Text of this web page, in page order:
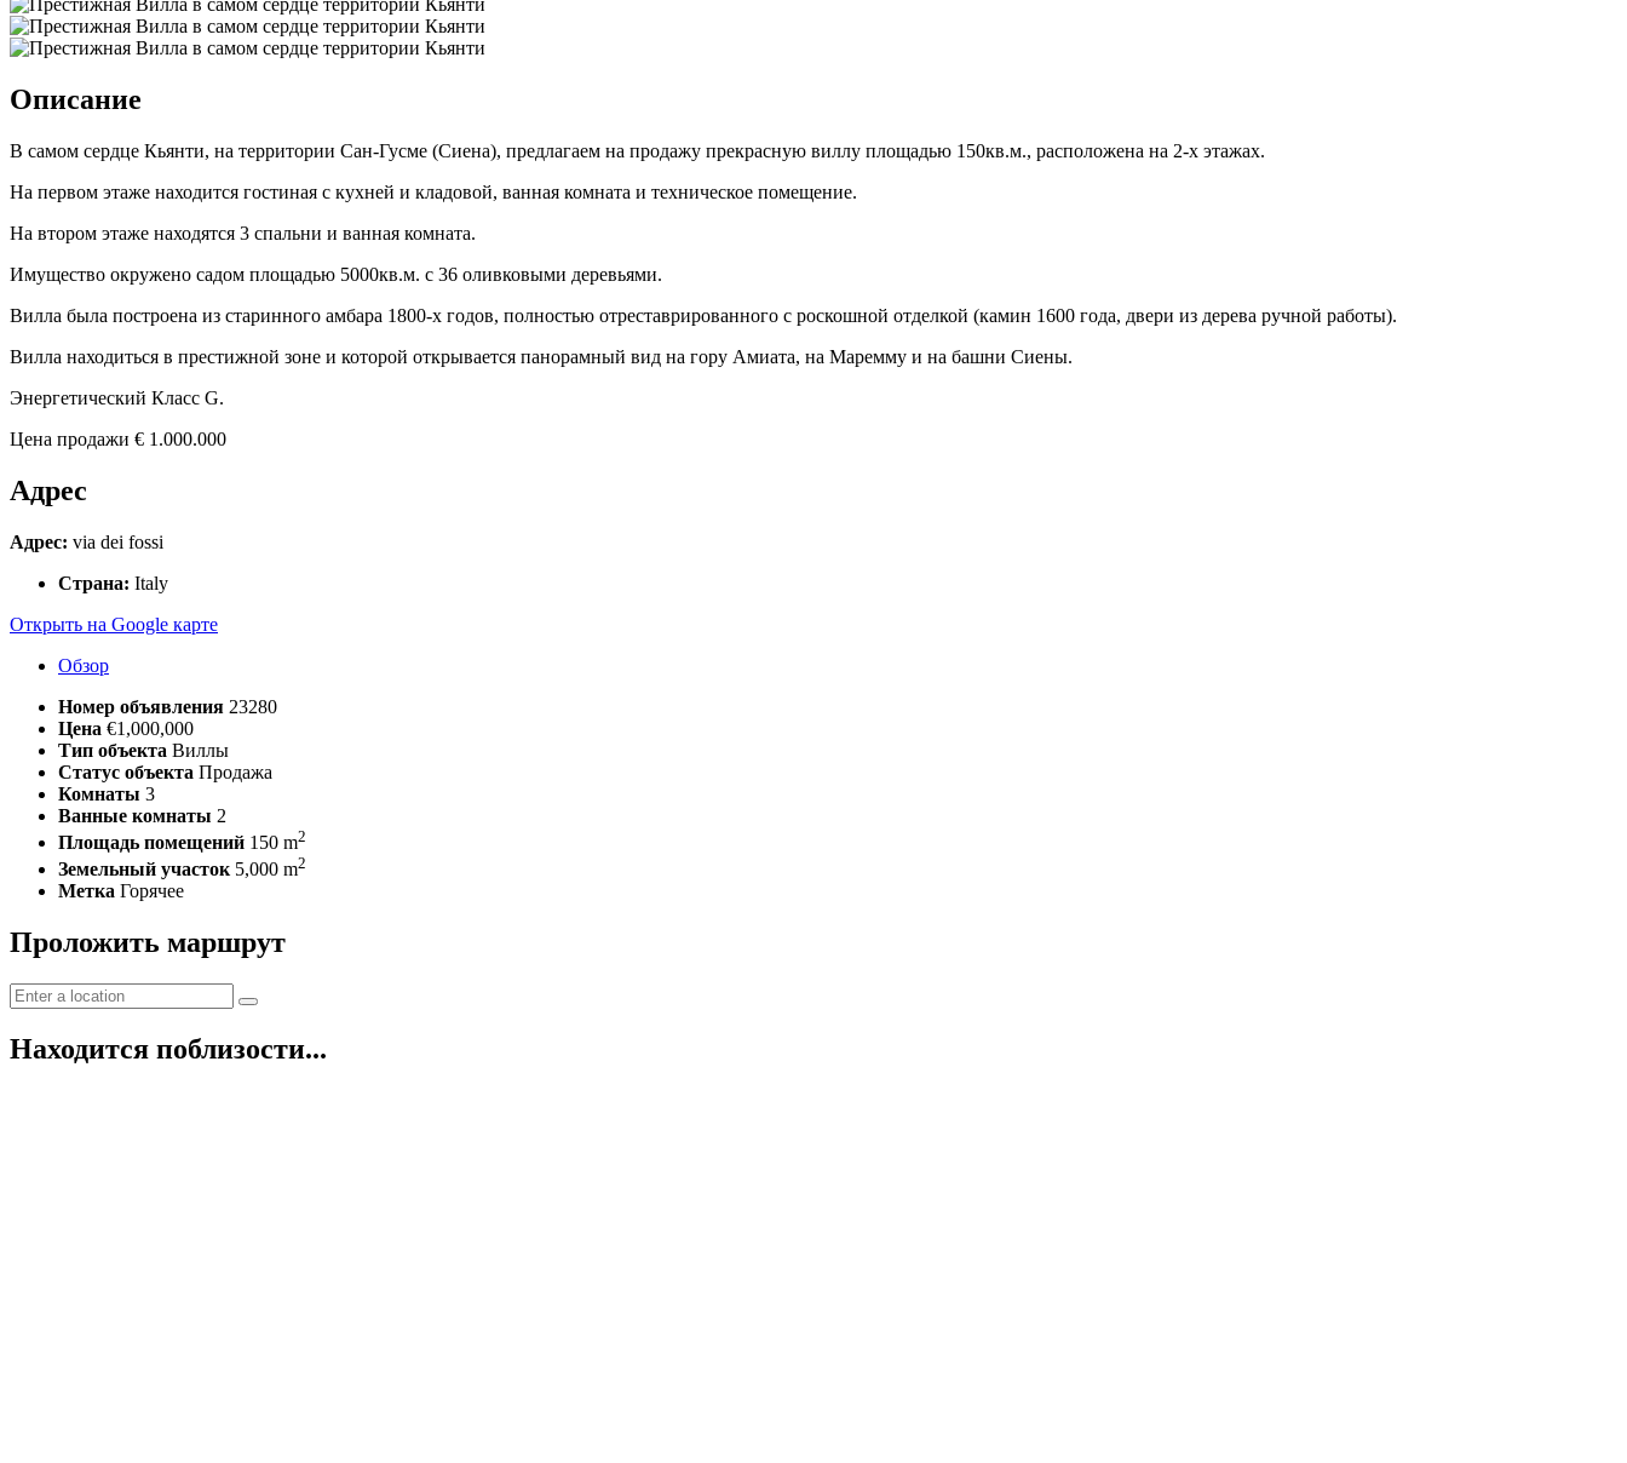
Описание
В самом сердце Кьянти, на территории Сан-Гусме (Сиена), предлагаем на продажу прекрасную виллу площадью 150кв.м., расположена на 2-х этажах.
На первом этаже находится гостиная с кухней и кладовой, ванная комната и техническое помещение.
На втором этаже находятся 3 спальни и ванная комната.
Имущество окружено садом площадью 5000кв.м. с 36 оливковыми деревьями.
Вилла была построена из старинного амбара 1800-х годов, полностью отреставрированного с роскошной отделкой (камин 1600 года, двери из дерева ручной работы).
Вилла находиться в престижной зоне и которой открывается панорамный вид на гору Амиата, на Маремму и на башни Сиены.
Энергетический Класс G.
Цена продажи € 1.000.000
Адрес
Адрес: via dei fossi
Страна: Italy
Открыть на Google карте
Обзор
Номер объявления 23280
Цена €1,000,000
Тип объекта Виллы
Статус объекта Продажа
Комнаты 3
Ванные комнаты 2
Площадь помещений 150 m2
Земельный участок 5,000 m2
Метка Горячее
Проложить маршрут
Находится поблизости...